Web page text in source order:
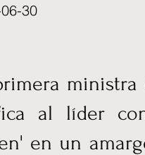
30
ministra
al líder
en un